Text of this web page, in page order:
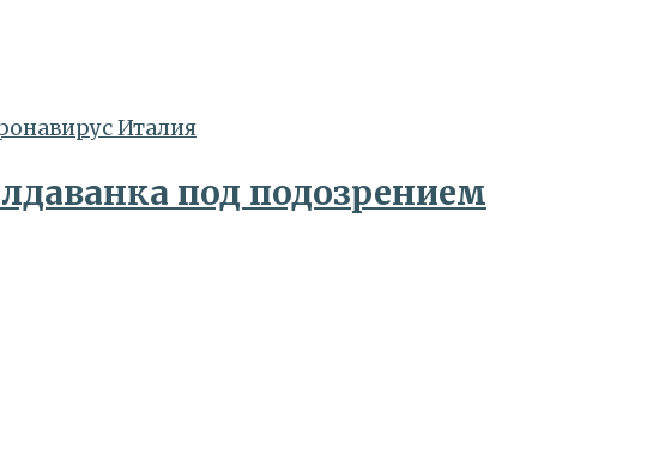
под подозрением